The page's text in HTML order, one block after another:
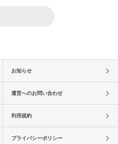
お知らせ
運営へのお問い合わせ
利用規約
プライバシーポリシー